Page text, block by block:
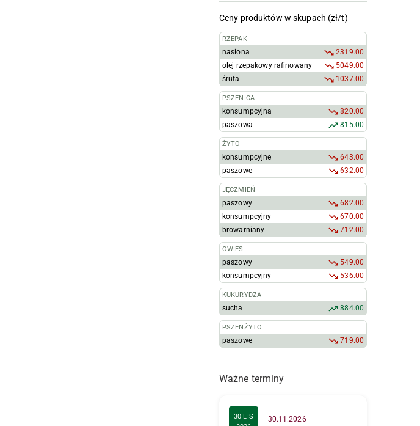
Ceny produktów w skupach (zł/t)
RZEPAK
nasiona
2319.00
olej rzepakowy rafinowany
5049.00
śruta
1037.00
PSZENICA
konsumpcyjna
820.00
paszowa
815.00
ŻYTO
konsumpcyjne
643.00
paszowe
632.00
JĘCZMIEŃ
paszowy
682.00
konsumpcyjny
670.00
browarniany
712.00
OWIES
paszowy
549.00
konsumpcyjny
536.00
KUKURYDZA
sucha 884.00
PSZENŻYTO
paszowe 719.00
Ważne terminy
30 LIS
30.11.2026